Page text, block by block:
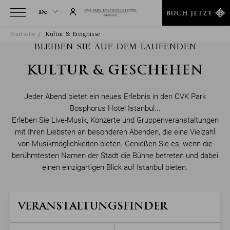
De
De
Tr
Ru
He
Ar
Es
Fa
Fr
BUCH JETZT
Startseite Kultur & Ereignisse
BLEIBEN SIE AUF DEM LAUFENDEN
KULTUR & GESCHEHEN
Jeder Abend bietet ein neues Erlebnis in den CVK Park
Bosphorus Hotel Istanbul...
Erleben Sie Live-Musik, Konzerte und Gruppenveranstaltungen
mit Ihren Liebsten an besonderen Abenden, die eine Vielzahl
von Musikmöglichkeiten bieten. Genießen Sie es, wenn die
berühmtesten Namen der Stadt die Bühne betreten und dabei
einen einzigartigen Blick auf Istanbul bieten.
VERANSTALTUNGSFINDER